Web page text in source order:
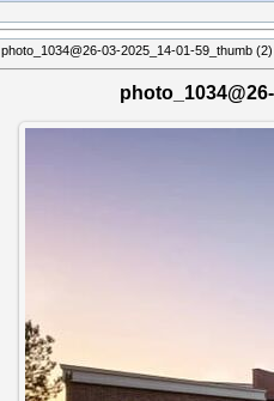
photo_1034@26-03-2025_14-01-59_thumb (2)